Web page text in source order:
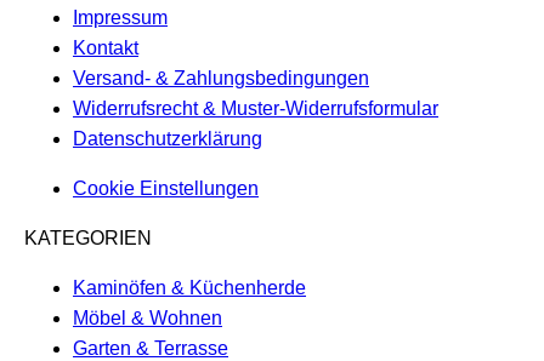
Impressum
Kontakt
Versand- & Zahlungsbedingungen
Widerrufsrecht & Muster-Widerrufsformular
Datenschutzerklärung
Cookie Einstellungen
KATEGORIEN
Kaminöfen & Küchenherde
Möbel & Wohnen
Garten & Terrasse